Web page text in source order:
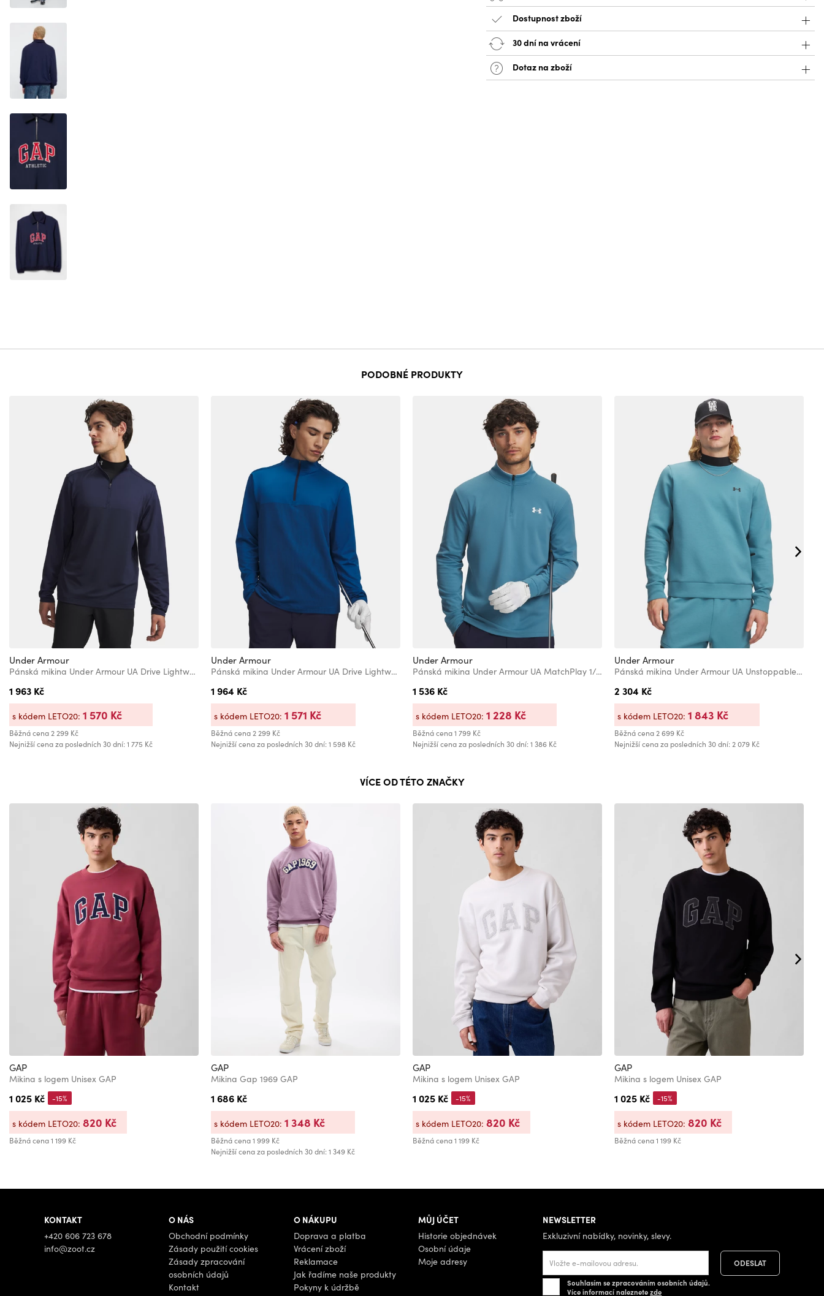
Dostupnost zboží
30 dní na vrácení
Dotaz na zboží
PODOBNÉ PRODUKTY
Under Armour
Pánská mikina Under Armour UA Drive Lightweight 1/2 Zip
1 963 Kč
Běžná cena2 299 Kč
Nejnižší cena za posledních 30 dní: 1 775 Kč
s kódem LETO20: 1 570 Kč
Under Armour
Pánská mikina Under Armour UA Drive Lightweight 1/2 Zip
1 964 Kč
Běžná cena2 299 Kč
Nejnižší cena za posledních 30 dní: 1 598 Kč
s kódem LETO20: 1 571 Kč
Under Armour
Pánská mikina Under Armour UA MatchPlay 1/4 Zip
1 536 Kč
Běžná cena1 799 Kč
Nejnižší cena za posledních 30 dní: 1 386 Kč
s kódem LETO20: 1 228 Kč
Under Armour
Pánská mikina Under Armour UA Unstoppable Flc Crew
2 304 Kč
Běžná cena2 699 Kč
Nejnižší cena za posledních 30 dní: 2 079 Kč
s kódem LETO20: 1 843 Kč
VÍCE OD TÉTO ZNAČKY
GAP
Mikina s logem Unisex GAP
1 025 Kč
Běžná cena1 199 Kč
-15%
s kódem LETO20: 820 Kč
GAP
Mikina Gap 1969 GAP
1 686 Kč
Běžná cena1 999 Kč
Nejnižší cena za posledních 30 dní: 1 349 Kč
s kódem LETO20: 1 348 Kč
GAP
Mikina s logem Unisex GAP
1 025 Kč
Běžná cena1 199 Kč
-15%
s kódem LETO20: 820 Kč
GAP
Mikina s logem Unisex GAP
1 025 Kč
Běžná cena1 199 Kč
-15%
s kódem LETO20: 820 Kč
KONTAKT
+420 606 723 678
info@zoot.cz
O NÁS
Obchodní podmínky
Zásady použití cookies
Zásady zpracování
osobních údajů
Kontakt
O NÁKUPU
Doprava a platba
Vrácení zboží
Reklamace
Jak řadíme naše produkty
Pokyny k údržbě
MŮJ ÚČET
Historie objednávek
Osobní údaje
Moje adresy
NEWSLETTER
Exkluzivní nabídky, novinky, slevy.
Souhlasím se zpracováním osobních údajů.
Více informací naleznetezde